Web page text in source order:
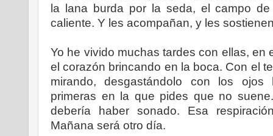
la lana burda por la seda, el campo
caliente. Y les acompañan, y les
Yo he vivido muchas tardes con ellas, en
el corazón brincando en la boca. Con el
mirando, desgastándolo con los
primeras en la que pides que no
debería haber sonado. Esa
Mañana será otro día.